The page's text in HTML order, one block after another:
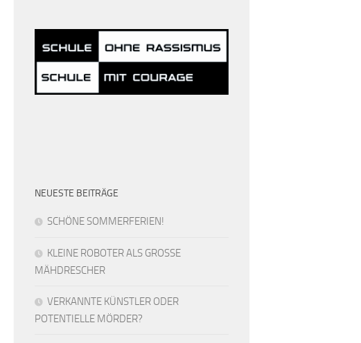
NEUESTE BEITRÄGE
SCHÖNE SOMMERFERIEN!
KLEINE ROBOTER ALS GROSSE
MÄHDRESCHER
VERKANNTE KÜNSTLER ODER
POTENTIELLE MÖRDER?